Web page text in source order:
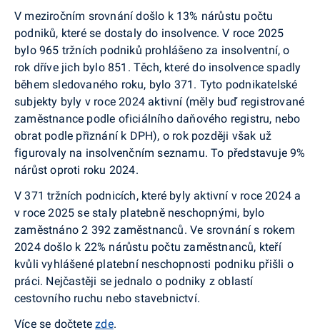
V meziročním srovnání došlo k 13% nárůstu počtu
podniků, které se dostaly do insolvence. V roce 2025
bylo 965 tržních podniků prohlášeno za insolventní, o
rok dříve jich bylo 851. Těch, které do insolvence spadly
během sledovaného roku, bylo 371. Tyto podnikatelské
subjekty byly v roce 2024 aktivní (měly buď registrované
zaměstnance podle oficiálního daňového registru, nebo
obrat podle přiznání k DPH), o rok později však už
figurovaly na insolvenčním seznamu. To představuje 9%
nárůst oproti roku 2024.
V 371 tržních podnicích, které byly aktivní v roce 2024 a
v roce 2025 se staly platebně neschopnými, bylo
zaměstnáno 2 392 zaměstnanců. Ve srovnání s rokem
2024 došlo k 22% nárůstu počtu zaměstnanců, kteří
kvůli vyhlášené platební neschopnosti podniku přišli o
práci. Nejčastěji se jednalo o podniky z oblastí
cestovního ruchu nebo stavebnictví.
Více se dočtetezde.